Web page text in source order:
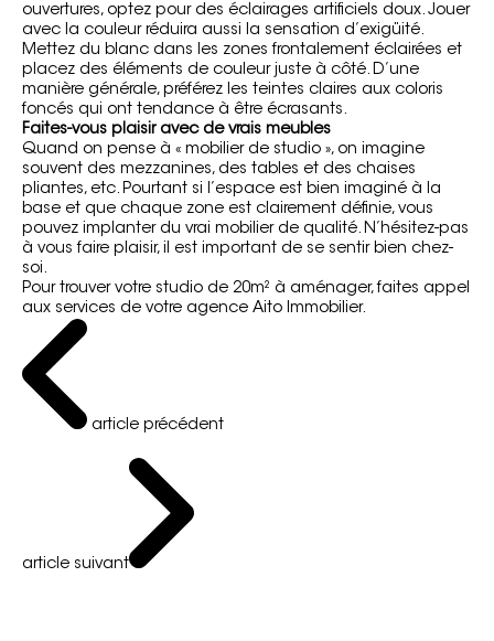
ouvertures, optez pour des éclairages artificiels doux. Jouer
avec la couleur réduira aussi la sensation d’exigüité.
Mettez du blanc dans les zones frontalement éclairées et
placez des éléments de couleur juste à côté. D’une
manière générale, préférez les teintes claires aux coloris
foncés qui ont tendance à être écrasants.
Faites-vous plaisir avec de vrais meubles
Quand on pense à « mobilier de studio », on imagine
souvent des mezzanines, des tables et des chaises
pliantes, etc. Pourtant si l’espace est bien imaginé à la
base et que chaque zone est clairement définie, vous
pouvez implanter du vrai mobilier de qualité. N’hésitez-pas
à vous faire plaisir, il est important de se sentir bien chez-
soi.
Pour trouver votre studio de 20m² à aménager, faites appel
aux services de votre agence Aito Immobilier.
article précédent
article suivant